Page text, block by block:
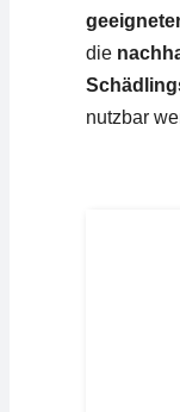
die
nutzbar